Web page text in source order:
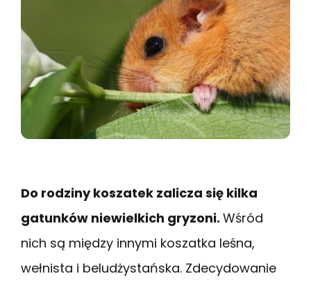
Do rodziny koszatek zalicza się kilka
gatunków niewielkich gryzoni. Wśród
nich są między innymi koszatka leśna,
wełnista i beludżystańska. Zdecydowanie